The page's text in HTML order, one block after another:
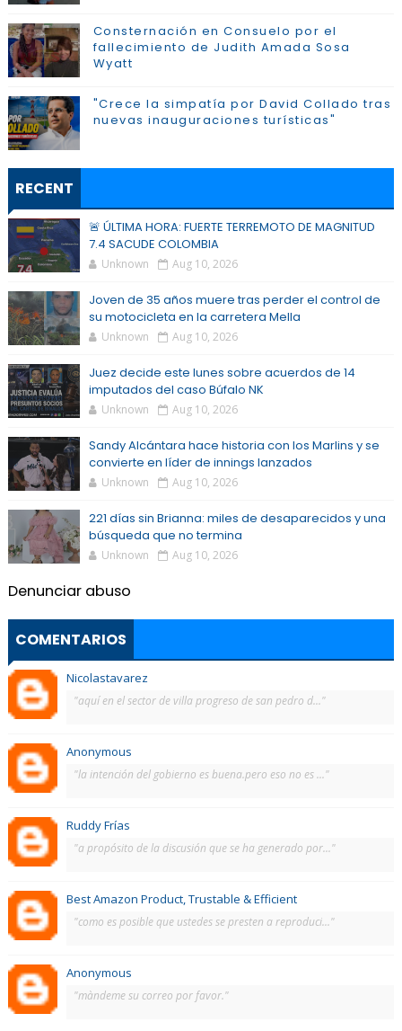
Consternación en Consuelo por el
fallecimiento de Judith Amada Sosa
Wyatt
"Crece la simpatía por David Collado tras
nuevas inauguraciones turísticas"
RECENT
🚨 ÚLTIMA HORA: FUERTE TERREMOTO DE MAGNITUD
7.4 SACUDE COLOMBIA
Unknown Aug 10, 2026
Joven de 35 años muere tras perder el control de
su motocicleta en la carretera Mella
Unknown Aug 10, 2026
Juez decide este lunes sobre acuerdos de 14
imputados del caso Búfalo NK
Unknown Aug 10, 2026
Sandy Alcántara hace historia con los Marlins y se
convierte en líder de innings lanzados
Unknown Aug 10, 2026
221 días sin Brianna: miles de desaparecidos y una
búsqueda que no termina
Unknown Aug 10, 2026
Denunciar abuso
COMENTARIOS
Nicolastavarez
"aquí en el sector de villa progreso de san pedro d..."
Anonymous
"la intención del gobierno es buena.pero eso no es ..."
Ruddy Frías
"a propósito de la discusión que se ha generado por..."
Best Amazon Product, Trustable & Efficient
"como es posible que ustedes se presten a reproduci..."
Anonymous
"màndeme su correo por favor."